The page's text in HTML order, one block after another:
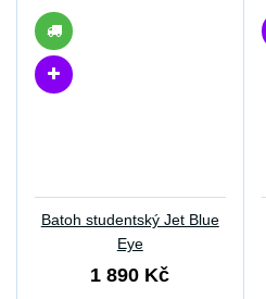
Batoh studentský Jet Blue
Eye
1 890 Kč